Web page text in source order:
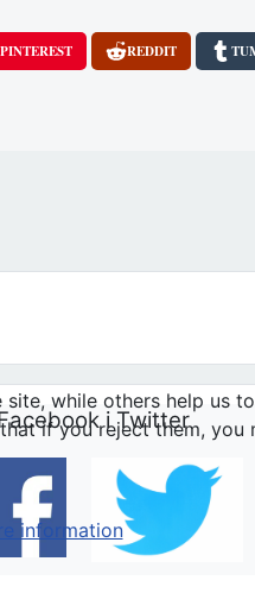
і Twitter
PINTEREST REDDIT
подруж
while others help us
if you reject them,
information